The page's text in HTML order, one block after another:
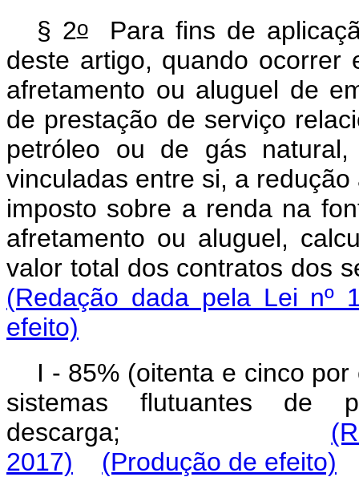
§ 2oPara fins de
deste artigo, quando ocorrer
afretamento ou aluguel de
de prestação de serviço
petróleo ou de gás natural,
vinculadas entre si, a
imposto sobre a renda na
afretamento ou aluguel,
valor total dos
(Redação dada pela Lei nº
efeito)
I - 85% (oitenta e cinco
sistemas flutuantes de
descarga;
2017)
(Produção de efeito)